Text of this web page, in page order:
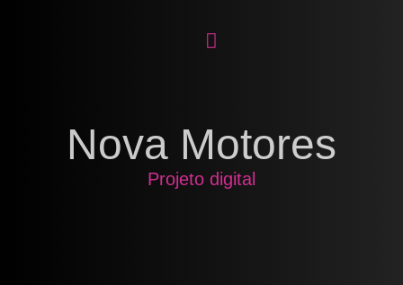
Nova Motores
Projeto digital